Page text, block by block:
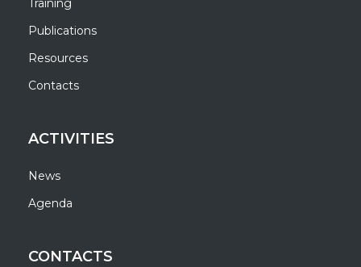
Training
Publications
Resources
Contacts
ACTIVITIES
News
Agenda
CONTACTS